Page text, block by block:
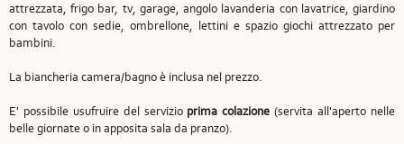
attrezzata, frigo bar, tv, garage, angolo lavanderia con lavatrice, giardino
con tavolo con sedie, ombrellone, lettini e spazio giochi attrezzato per
bambini.
La biancheria camera/bagno è inclusa nel prezzo.
E' possibile usufruire del servizio prima colazione (servita all'aperto nelle
belle giornate o in apposita sala da pranzo).